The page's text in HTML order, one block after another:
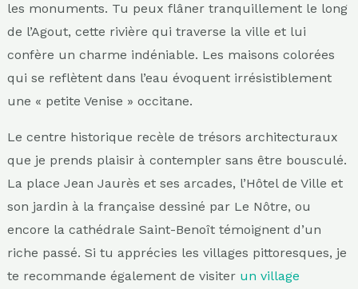
les monuments. Tu peux flâner tranquillement le long
de l’Agout, cette rivière qui traverse la ville et lui
confère un charme indéniable. Les maisons colorées
qui se reflètent dans l’eau évoquent irrésistiblement
une « petite Venise » occitane.
Le centre historique recèle de trésors architecturaux
que je prends plaisir à contempler sans être bousculé.
La place Jean Jaurès et ses arcades, l’Hôtel de Ville et
son jardin à la française dessiné par Le Nôtre, ou
encore la cathédrale Saint-Benoît témoignent d’un
riche passé. Si tu apprécies les villages pittoresques, je
te recommande également de visiter un village